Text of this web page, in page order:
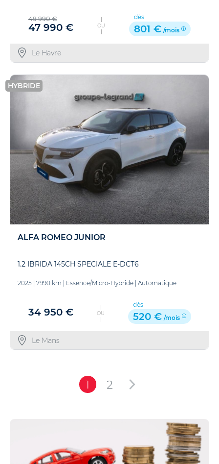
49 990 €
47 990 € OU
dès
801 € /mois
Le Havre
HYBRIDE
ALFA ROMEO JUNIOR
1.2 IBRIDA 145CH SPECIALE E-DCT6
2025 | 7990 km | Essence/Micro-Hybride | Automatique
34 950 € OU
dès
520 € /mois
Le Mans
1 2